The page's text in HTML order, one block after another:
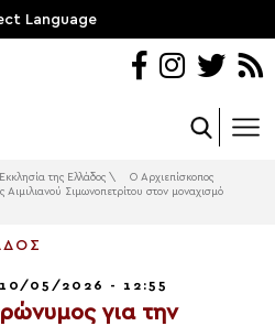
Language
Εκκλησία της Ελλάδος \
Ο Αρχιεπίσκοπος
Σιμωνοπετρίτου στον μοναχισμό
05/2026 - 12:55
για την